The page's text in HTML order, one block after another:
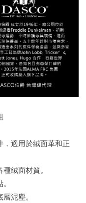
，適用於絨面革和正
絨面材質。
泥塵。